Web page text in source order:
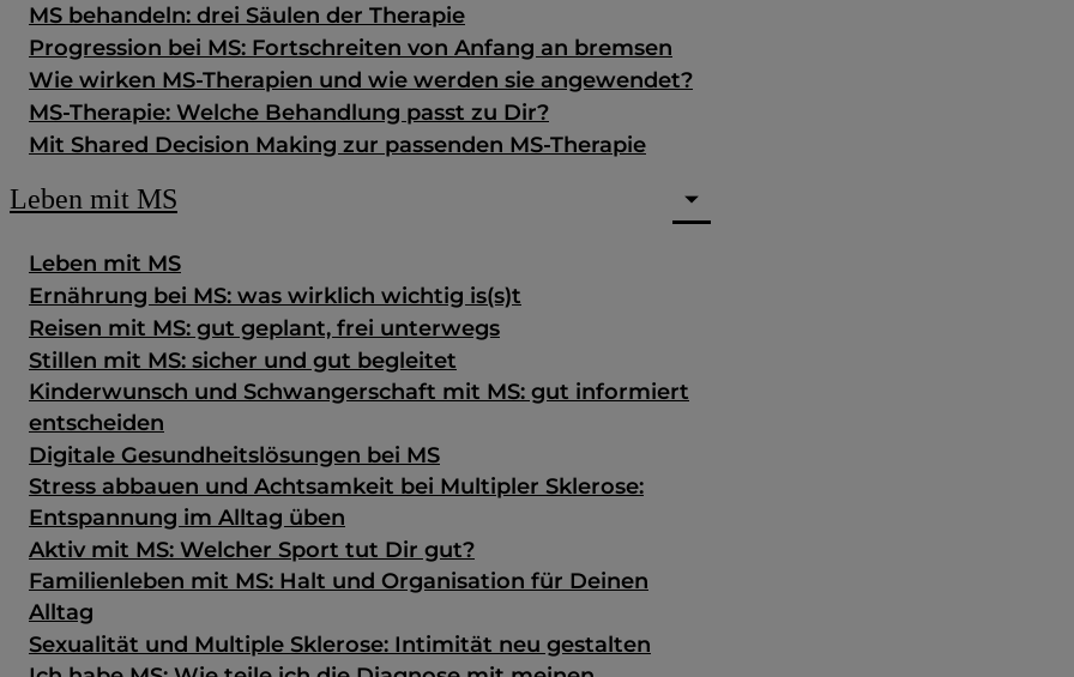
MS behandeln: drei Säulen der Therapie
Progression bei MS: Fortschreiten von Anfang an bremsen
Wie wirken MS-Therapien und wie werden sie angewendet?
MS-Therapie: Welche Behandlung passt zu Dir?
Mit Shared Decision Making zur passenden MS-Therapie
Leben mit MS
Leben mit MS
Ernährung bei MS: was wirklich wichtig is(s)t
Reisen mit MS: gut geplant, frei unterwegs
Stillen mit MS: sicher und gut begleitet
Kinderwunsch und Schwangerschaft mit MS: gut informiert
entscheiden
Digitale Gesundheits­lösungen bei MS
Stress abbauen und Achtsamkeit bei Multipler Sklerose:
Entspannung im Alltag üben
Aktiv mit MS: Welcher Sport tut Dir gut?
Familienleben mit MS: Halt und Organisation für Deinen
Alltag
Sexualität und Multiple Sklerose: Intimität neu gestalten